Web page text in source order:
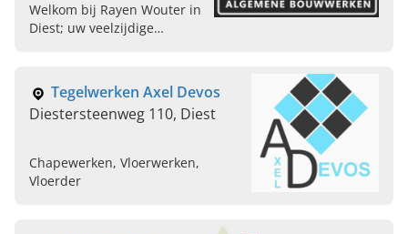
Welkom bij Rayen Wouter in
Diest; uw veelzijdige
dakwerken. Bel ons vandaag
voor meer informatie!
Tegelwerken Axel Devos
Diestersteenweg 110, Diest
Chapewerken, Vloerwerken,
Vloerder